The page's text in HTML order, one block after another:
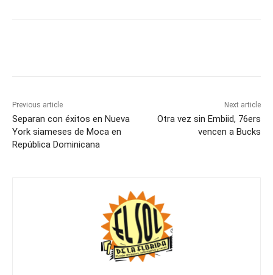
Previous article
Separan con éxitos en Nueva
York siameses de Moca en
República Dominicana
Next article
Otra vez sin Embiid, 76ers
vencen a Bucks